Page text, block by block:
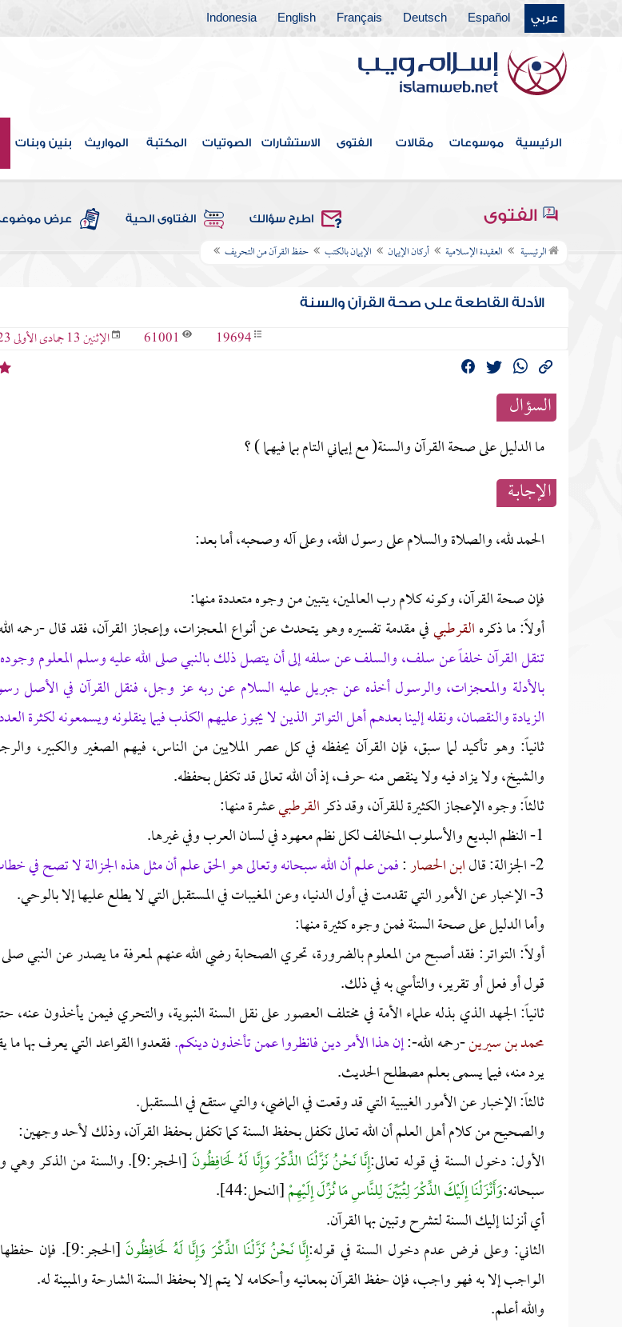
عربي Español
Deutsch
Français
English
Indonesia
الرئيسية موسوعات مقالات الفتوى الاستشارات الصوتيات المكتبة المواريث بنين وبنات
الفتوى اطرح سؤالك الفتاوى الحية عرض
الرئيسية العقيدة الإسلامية أركان الإيمان الإيمان بالكتب حفظ القرآن من التحريف
الأدلة القاطعة على صحة القرآن والسنة
19694
61001 الإثنين 13 جمادى الأولى 1423 هـ - 22-7-2002 م
السؤال
ما الدليل على صحة القرآن والسنة( مع إيماني التام بما فيهما ) ؟
الإجابــة
الحمد لله، والصلاة والسلام على رسول الله، وعلى آله وصحبه، أما بعد:
فإن صحة القرآن، وكونه كلام رب العالمين، يتبين من وجوه متعددة منها:
أولاً: ما ذكرهالقرطبيفي مقدمة تفسيره وهو يتحدث عن أنواع المعجزات، وإعجاز القرآن، فقد قال -رحمه
تنقل القرآن خلفاً عن سلف، والسلف عن سلفه إلى أن يتصل ذلك بالنبي صلى الله عليه وسلم المعلوم
بالأدلة والمعجزات، والرسول أخذه عن جبريل عليه السلام عن ربه عز وجل، فنقل القرآن في الأصل
الزيادة والنقصان، ونقله إلينا بعدهم أهل التواتر الذين لا يجوز عليهم الكذب فيما ينقلونه ويسمعونه لكثرة
ثانياً: وهو تأكيد لما سبق، فإن القرآن يحفظه في كل عصر الملايين من الناس، فيهم الصغير والكبير،
والشيخ، ولا يزاد فيه ولا ينقص منه حرف، إذ أن الله تعالى قد تكفل بحفظه.
ثالثاً: وجوه الإعجاز الكثيرة للقرآن، وقد ذكرالقرطبيعشرة منها:
1- النظم البديع والأسلوب المخالف لكل نظم معهود في لسان العرب وفي غيرها.
2- الجزالة: قال
ابن الحصار:فمن علم أن الله سبحانه وتعالى هو الحق علم أن مثل هذه الجزالة لا تصح في
3- الإخبار عن الأمور التي تقدمت في أول الدنيا، وعن المغيبات في المستقبل التي لا يطلع عليها إلا بالوحي.
وأما الدليل على صحة السنة فمن وجوه كثيرة منها:
أولاً: التواتر: فقد أصبح من المعلوم بالضرورة، تحري الصحابة رضي الله عنهم لمعرفة ما يصدر عن النبي
قول أو فعل أو تقرير، والتأسي به في ذلك.
ثانياً: الجهد الذي بذله علماء الأمة في مختلف العصور على نقل السنة النبوية، والتحري فيمن يأخذون
محمد بن سيرين-رحمه الله-:إن هذا الأمر دين فانظروا عمن تأخذون دينكم.فقعدوا القواعد التي يعرف بها
يرد منه، فيما يسمى بعلم مصطلح الحديث.
ثالثاً: الإخبار عن الأمور الغيبية التي قد وقعت في الماضي، والتي ستقع في المستقبل.
والصحيح من كلام أهل العلم أن الله تعالى تكفل بحفظ السنة كما تكفل بحفظ القرآن، وذلك لأحد وجهين:
الأول: دخول السنة في قوله تعالى:إِنَّا نَحْنُ نَزَّلْنَا الذِّكْرَ وَإِنَّا لَهُ لَحَافِظُونَ
[الحجر:9]. والسنة من الذكر
سبحانه:وَأَنْزَلْنَا إِلَيْكَ الذِّكْرَ لِتُبَيِّنَ لِلنَّاسِ مَا نُزِّلَ إِلَيْهِمْ[النحل:44].
أي أنزلنا إليك السنة لتشرح وتبين بها القرآن.
الثاني: وعلى فرض عدم دخول السنة في قوله:إِنَّا نَحْنُ نَزَّلْنَا الذِّكْرَ وَإِنَّا لَهُ لَحَافِظُونَ
[الحجر:9]. فإن
الواجب إلا به فهو واجب، فإن حفظ القرآن بمعانيه وأحكامه لا يتم إلا بحفظ السنة الشارحة والمبينة له.
والله أعلم.